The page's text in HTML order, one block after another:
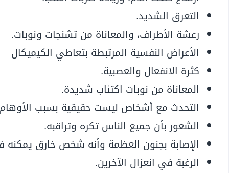
التعرق الشديد.
رعشة الأطراف، والمعاناة من تشنجات ونوبات.
الأعراض النفسية المرتبطة بتعاطي الكيميكال
كثرة الانفعال والعصبية.
المعاناة من نوبات اكتئاب شديدة.
التحدث مع أشخاص ليست حقيقية بسبب
الشعور بأن جميع الناس تكره وتراقبه.
الإصابة بجنون العظمة وأنه شخص خارق
الرغبة في انعزال الآخرين.